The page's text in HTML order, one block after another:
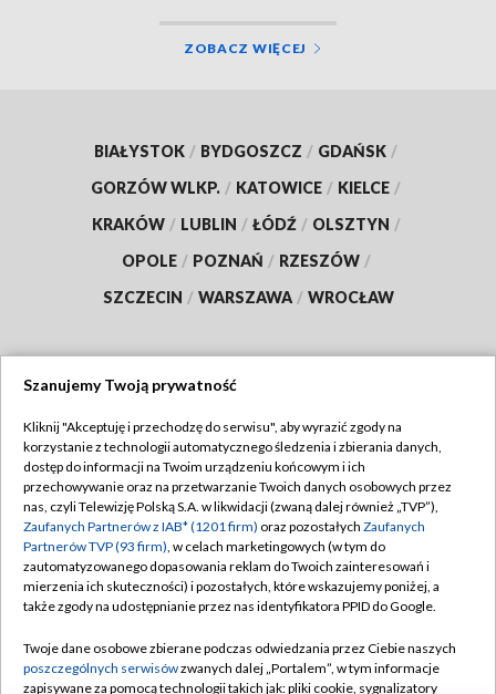
ZOBACZ WIĘCEJ
BIAŁYSTOK / BYDGOSZCZ / GDAŃSK /
GORZÓW WLKP. / KATOWICE / KIELCE /
KRAKÓW / LUBLIN / ŁÓDŹ / OLSZTYN /
OPOLE / POZNAŃ / RZESZÓW /
SZCZECIN / WARSZAWA / WROCŁAW
TVP
Abonament TVP
Emisja w TVP
Centrum informacji TVP
Naziemna Telewizja Cyfrowa
Rada Programowa
Regulamin TVP
Polityka prywatności
Moje zgody
Pomoc
Kontakt
Szanujemy Twoją prywatność
Kliknij "Akceptuję i przechodzę do serwisu", aby wyrazić zgody na
korzystanie z technologii automatycznego śledzenia i zbierania danych,
dostęp do informacji na Twoim urządzeniu końcowym i ich
przechowywanie oraz na przetwarzanie Twoich danych osobowych przez
nas, czyli Telewizję Polską S.A. w likwidacji (zwaną dalej również „TVP”),
Zaufanych Partnerów z IAB* (1201 firm) oraz pozostałych Zaufanych
Partnerów TVP (93 firm), w celach marketingowych (w tym do
zautomatyzowanego dopasowania reklam do Twoich zainteresowań i
mierzenia ich skuteczności) i pozostałych, które wskazujemy poniżej, a
także zgody na udostępnianie przez nas identyfikatora PPID do Google.
Twoje dane osobowe zbierane podczas odwiedzania przez Ciebie naszych
poszczególnych serwisówzwanych dalej „Portalem”, w tym informacje
zapisywane za pomocą technologii takich jak: pliki cookie, sygnalizatory